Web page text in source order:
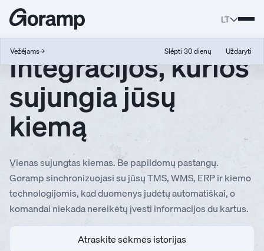
LT
Vežėjams→ Slėpti 30 dienų Uždaryti
Integracijos, kurios
sujungia jūsų
kiemą
Vienas sujungtas kiemas. Be papildomų pastangų.
Goramp sinchronizuojasi su jūsų TMS, WMS, ERP ir kiemo
technologijomis, kad duomenys judėtų automatiškai, o
komandai niekada nereikėtų įvesti informacijos du kartus.
Atraskite sėkmės istorijas